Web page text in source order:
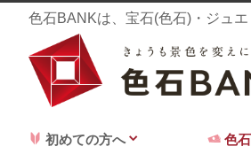
色石BANKは、宝石(色石)・ジュ
初めての方へ 色